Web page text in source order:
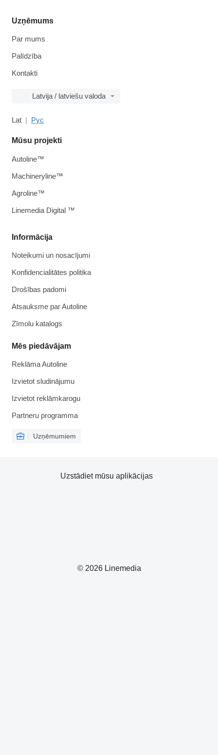
Uzņēmums
Par mums
Palīdzība
Kontakti
Latvija / latviešu valoda
Lat Рус
Informācija
Noteikumi un nosacījumi
Konfidencialitātes politika
Drošības padomi
Atsauksme par Autoline
Zīmolu katalogs
Mēs piedāvājam
Reklāma Autoline
Izvietot sludinājumu
Izvietot reklāmkarogu
Partneru programma
Uzņēmumiem
Mūsu projekti
Autoline™
Machineryline™
Agroline™
Linemedia Digital ™
© 2026 Linemedia
Uzstādiet mūsu aplikācijas